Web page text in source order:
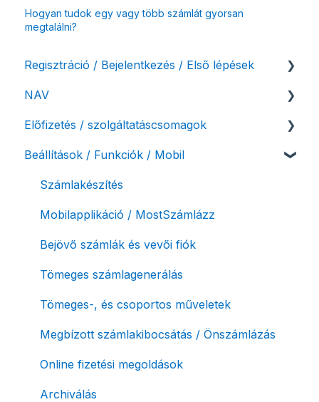
Hogyan tudok egy vagy több számlát gyorsan
megtalálni?
Regisztráció / Bejelentkezés / Első lépések
Felhasználó beállításai
Számlázási fiók kezdő beállításai, első lépések
NAV
NAV online adatszolgáltatás
Adóhatósági ellenőrzés adatszolgáltatás
NAV pénztárgép feladás (PTGSZLAH)
Számlaverzum
Előfizetés / szolgáltatáscsomagok
Szolgáltatáscsomag kiválasztása
Szolgáltatáscsomag módosítása
Fiók / felhasználó törlése
Díjfizetés / díjtartozás / korlátozás
Fizetési módok
Beállítások / Funkciók / Mobil
Számlakészítés
Mobilapplikáció / MostSzámlázz
Bejövő számlák és vevői fiók
Tömeges számlagenerálás
Tömeges-, és csoportos műveletek
Megbízott számlakibocsátás / Önszámlázás
Online fizetési megoldások
Archiválás